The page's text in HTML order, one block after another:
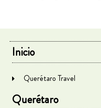
Inicio
Querétaro Travel
Querétaro